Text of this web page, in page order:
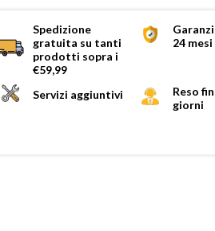
Spedizione
gratuita su tanti
prodotti sopra i
€59,99
24 mesi
Servizi aggiuntivi
Reso
giorni